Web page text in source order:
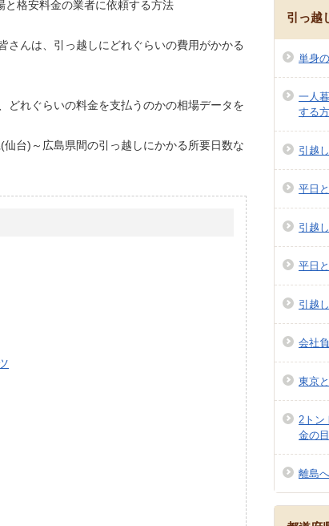
さんは、引っ越しにどれぐらいの費用がかかる
どれぐらいの料金を支払うのかの相場データを
台)～広島県間の引っ越しにかかる所要日数な
引っ越
単身
一人
する
引越
平日
引越
平日
引越
会社
東京
2トン
金の
離島